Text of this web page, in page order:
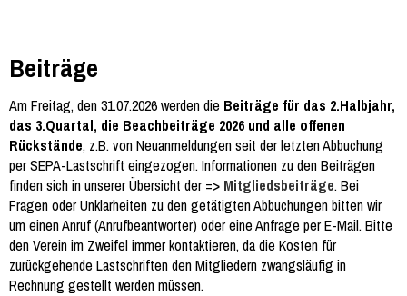
Beiträge
Am Freitag, den 31.07.2026 werden die Beiträge für das 2.Halbjahr,
das 3.Quartal, die Beachbeiträge 2026 und alle offenen
Rückstände, z.B. von Neuanmeldungen seit der letzten Abbuchung
per SEPA-Lastschrift eingezogen. Informationen zu den Beiträgen
finden sich in unserer Übersicht der => Mitgliedsbeiträge. Bei
Fragen oder Unklarheiten zu den getätigten Abbuchungen bitten wir
um einen Anruf (Anrufbeantworter) oder eine Anfrage per E-Mail. Bitte
den Verein im Zweifel immer kontaktieren, da die Kosten für
zurückgehende Lastschriften den Mitgliedern zwangsläufig in
Rechnung gestellt werden müssen.